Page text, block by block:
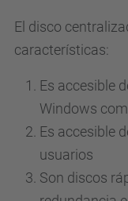
El disco
características:
Es accesible
Windows
Es accesible
usuarios
Son discos